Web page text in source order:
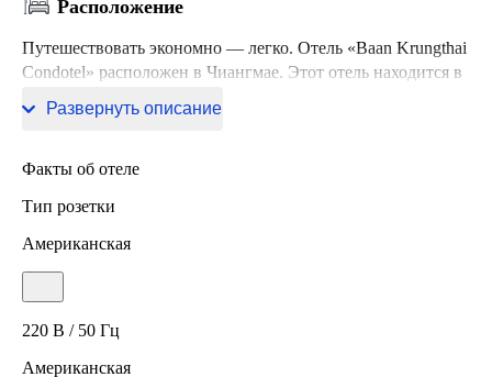
Расположение
Путешествовать экономно — легко. Отель «Baan Krungthai
Condotel» расположен в Чиангмае. Этот отель находится в
Развернуть описание
Факты об отеле
Тип розетки
Американская
220 В / 50 Гц
Американская